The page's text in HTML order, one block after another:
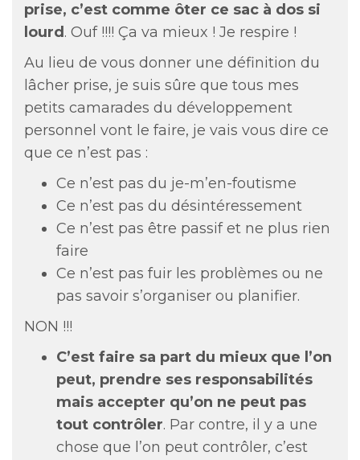
prise, c’est comme ôter ce sac à dos si
lourd . Ouf !!!! Ça va mieux ! Je respire !
Au lieu de vous donner une définition du
lâcher prise, je suis sûre que tous mes
petits camarades du développement
personnel vont le faire, je vais vous dire ce
que ce n’est pas :
Ce n’est pas du je-m’en-foutisme
Ce n’est pas du désintéressement
Ce n’est pas être passif et ne plus rien
faire
Ce n’est pas fuir les problèmes ou ne
pas savoir s’organiser ou planifier.
NON !!!
C’est faire sa part du mieux que l’on
peut, prendre ses responsabilités
mais accepter qu’on ne peut pas
tout contrôler. Par contre, il y a une
chose que l’on peut contrôler, c’est